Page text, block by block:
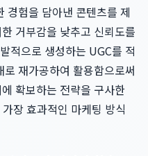
경험을 담아낸 콘텐츠를 제
거부감을 낮추고 신뢰도를
적으로 생성하는 UGC를 적
재가공하여 활용함으로써
확보하는 전략을 구사한
장 효과적인 마케팅 방식